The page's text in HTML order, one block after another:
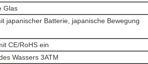
Glas
japanischer Batterie, japanische Bewegung
CE/RoHS ein
Wassers 3ATM